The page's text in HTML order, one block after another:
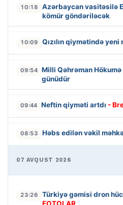
10:18
Azərbaycan vasitəsilə
kömür göndəriləcək
10:09 Qızılın qiymətində yeni
09:54 Milli Qəhrəman
günüdür
09:44 Neftin qiyməti artdı -
08:53 Həbs edilən vəkil
07 AVQUST 2026
23:26 Türkiyə gəmisi dron
FOTOLAR